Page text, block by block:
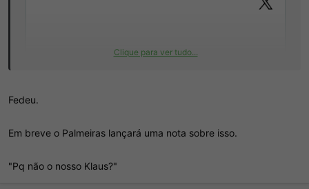
Clique para ver tudo...
Fedeu.
Em breve o Palmeiras lançará uma nota sobre isso.
"Pq não o nosso Klaus?"